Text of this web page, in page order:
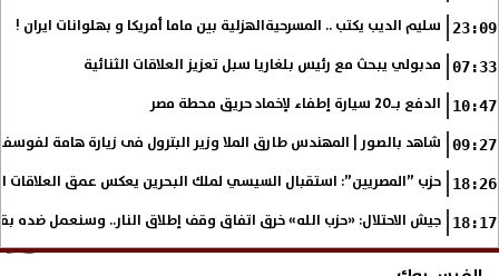
23:09 سليم الديب يكتب .. المسرحيةالهزلية بين ماما أمريكا و بهلوانات ايران !
07:33 مدبولي يبحث مع رئيس بلغاريا سبل تعزيز العلاقات الثنائية
10:47 الدفع بـ20 سيارة إطفاء لإخماد حريق محطة مصر
09:27 شاهد بالصور | المهندس طارق الملا وزير البترول فى زيارة هامة
18:26 حزب ”المصريين”: استقبال السيسي لملك البحرين يعكس عمق العلاقات
18:17 جيش الاحتلال: «حزب الله» خرق اتفاق وقف إطلاق النار.. وسنعمل ضده